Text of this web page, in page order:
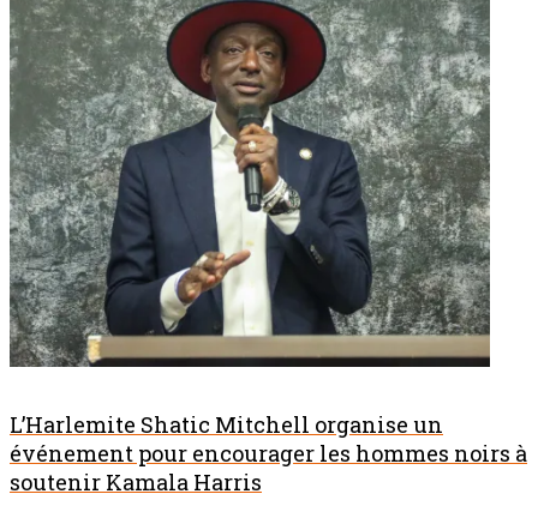
L’Harlemite Shatic Mitchell organise un
événement pour encourager les hommes noirs à
soutenir Kamala Harris